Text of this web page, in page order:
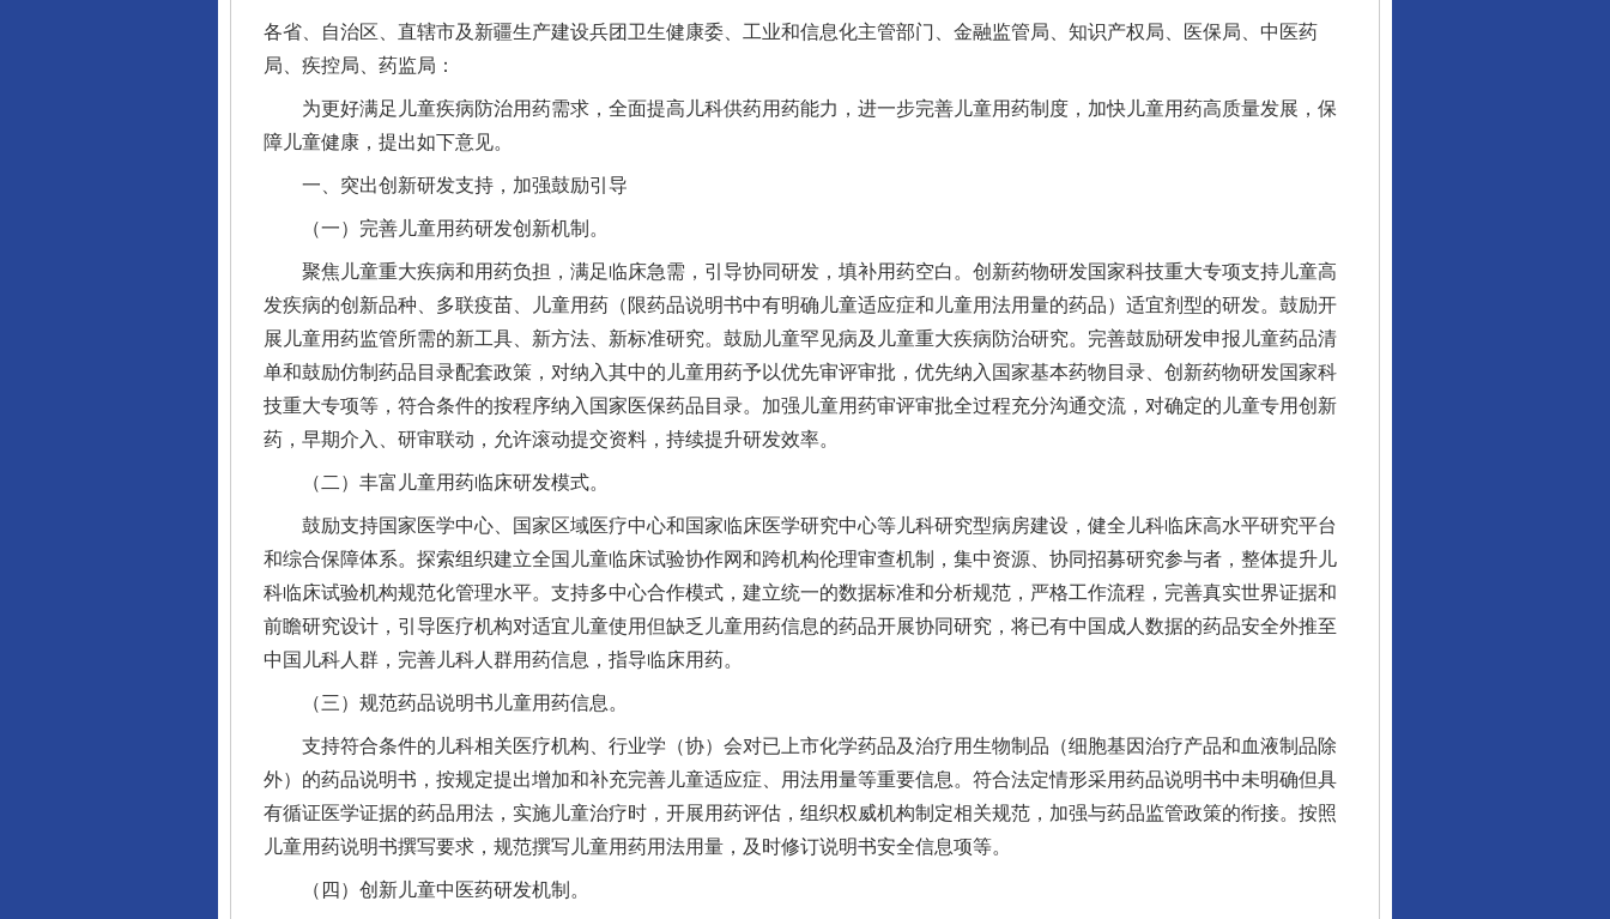
各省、自治区、直辖市及新疆生产建设兵团卫生健康委、工业和信息化主管部门、金融监管局、知识产权局、医保局、中医药
局、疾控局、药监局：
为更好满足儿童疾病防治用药需求，全面提高儿科供药用药能力，进一步完善儿童用药制度，加快儿童用药高质量发展，保
障儿童健康，提出如下意见。
一、突出创新研发支持，加强鼓励引导
（一）完善儿童用药研发创新机制。
聚焦儿童重大疾病和用药负担，满足临床急需，引导协同研发，填补用药空白。创新药物研发国家科技重大专项支持儿童高
发疾病的创新品种、多联疫苗、儿童用药（限药品说明书中有明确儿童适应症和儿童用法用量的药品）适宜剂型的研发。鼓励开
展儿童用药监管所需的新工具、新方法、新标准研究。鼓励儿童罕见病及儿童重大疾病防治研究。完善鼓励研发申报儿童药品清
单和鼓励仿制药品目录配套政策，对纳入其中的儿童用药予以优先审评审批，优先纳入国家基本药物目录、创新药物研发国家科
技重大专项等，符合条件的按程序纳入国家医保药品目录。加强儿童用药审评审批全过程充分沟通交流，对确定的儿童专用创新
药，早期介入、研审联动，允许滚动提交资料，持续提升研发效率。
（二）丰富儿童用药临床研发模式。
鼓励支持国家医学中心、国家区域医疗中心和国家临床医学研究中心等儿科研究型病房建设，健全儿科临床高水平研究平台
和综合保障体系。探索组织建立全国儿童临床试验协作网和跨机构伦理审查机制，集中资源、协同招募研究参与者，整体提升儿
科临床试验机构规范化管理水平。支持多中心合作模式，建立统一的数据标准和分析规范，严格工作流程，完善真实世界证据和
前瞻研究设计，引导医疗机构对适宜儿童使用但缺乏儿童用药信息的药品开展协同研究，将已有中国成人数据的药品安全外推至
中国儿科人群，完善儿科人群用药信息，指导临床用药。
（三）规范药品说明书儿童用药信息。
支持符合条件的儿科相关医疗机构、行业学（协）会对已上市化学药品及治疗用生物制品（细胞基因治疗产品和血液制品除
外）的药品说明书，按规定提出增加和补充完善儿童适应症、用法用量等重要信息。符合法定情形采用药品说明书中未明确但具
有循证医学证据的药品用法，实施儿童治疗时，开展用药评估，组织权威机构制定相关规范，加强与药品监管政策的衔接。按照
儿童用药说明书撰写要求，规范撰写儿童用药用法用量，及时修订说明书安全信息项等。
（四）创新儿童中医药研发机制。